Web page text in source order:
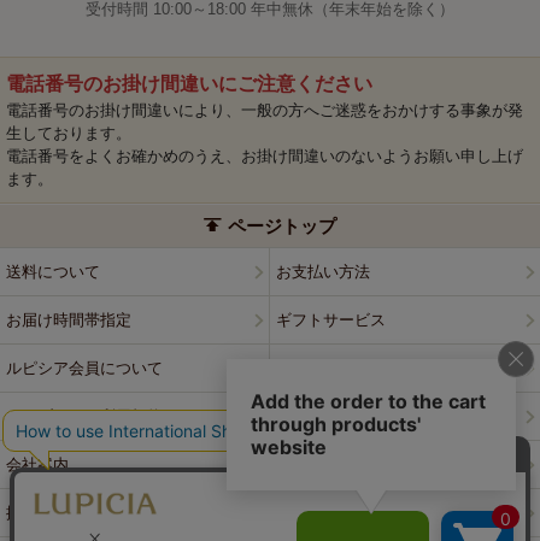
受付時間 10:00～18:00 年中無休（年末年始を除く）
電話番号のお掛け間違いにご注意ください
電話番号のお掛け間違いにより、一般の方へご迷惑をおかけする事象が発
生しております。
電話番号をよくお確かめのうえ、お掛け間違いのないようお願い申し上げ
ます。
ページトップ
送料について お支払い方法
お届け時間帯指定 ギフトサービス
ルピシア会員について
ウェブサイト利用規約 特定商取引法に基づく表記
会社案内
採用情報 ルピシアブランド